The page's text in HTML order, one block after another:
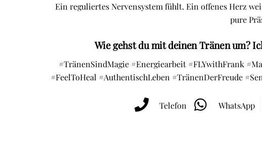
Ein reguliertes Nervensystem fühlt. Ein offenes Herz
pure
Wie gehst du mit deinen Tränen um?
#TränenSindMagie #Energiearbeit #FLYwithFrank
#FeelToHeal #AuthentischLeben #TränenDerFreude
Telefon WhatsApp